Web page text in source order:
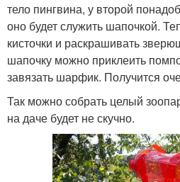
тело пингвина, у второй
оно будет служить шапочкой.
кисточки и раскрашивать
шапочку можно приклеить
завязать шарфик. Получится
Так можно собрать целый
на даче будет не скучно.